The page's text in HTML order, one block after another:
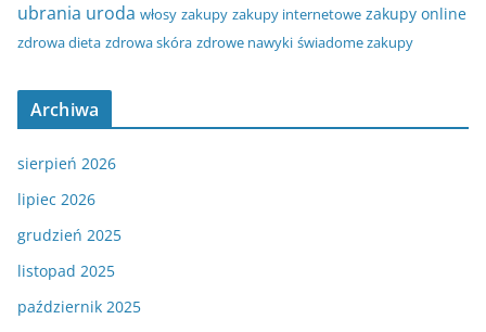
ubrania uroda włosy zakupy zakupy internetowe zakupy online
zdrowa dieta zdrowa skóra zdrowe nawyki świadome zakupy
Archiwa
sierpień 2026
lipiec 2026
grudzień 2025
listopad 2025
październik 2025